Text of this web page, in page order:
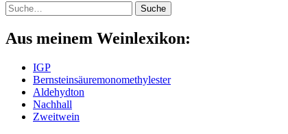
Suche Suche
Aus meinem Weinlexikon:
IGP
Bernsteinsäuremonomethylester
Aldehydton
Nachhall
Zweitwein